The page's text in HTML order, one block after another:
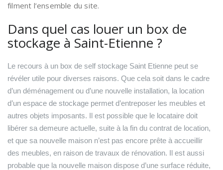
filment l’ensemble du site.
Dans quel cas louer un box de
stockage à Saint-Etienne ?
Le recours à un box de self stockage Saint Etienne peut se
révéler utile pour diverses raisons. Que cela soit dans le cadre
d’un déménagement ou d’une nouvelle installation, la location
d’un espace de stockage permet d’entreposer les meubles et
autres objets imposants. Il est possible que le locataire doit
libérer sa demeure actuelle, suite à la fin du contrat de location,
et que sa nouvelle maison n’est pas encore prête à accueillir
des meubles, en raison de travaux de rénovation. Il est aussi
probable que la nouvelle maison dispose d’une surface réduite,